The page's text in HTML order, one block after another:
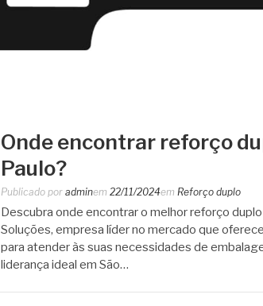
Onde encontrar reforço
Paulo?
Publicado por adminem 22/11/2024em Reforço duplo
Descubra onde encontrar o melhor reforço
Soluções, empresa líder no mercado que
​​para atender às suas necessidades de
liderança ideal em São…